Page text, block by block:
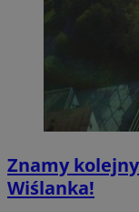
Znamy
Wiślanka!